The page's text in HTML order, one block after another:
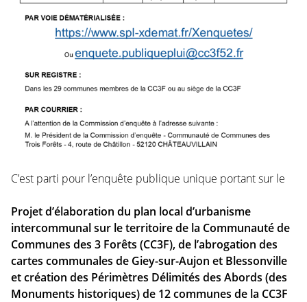
C’est parti pour l’enquête publique unique portant sur le
Projet d’élaboration du plan local d’urbanisme
intercommunal sur le territoire de la Communauté de
Communes des 3 Forêts (CC3F), de l’abrogation des
cartes communales de Giey-sur-Aujon et Blessonville
et création des Périmètres Délimités des Abords (des
Monuments historiques) de 12 communes de la CC3F